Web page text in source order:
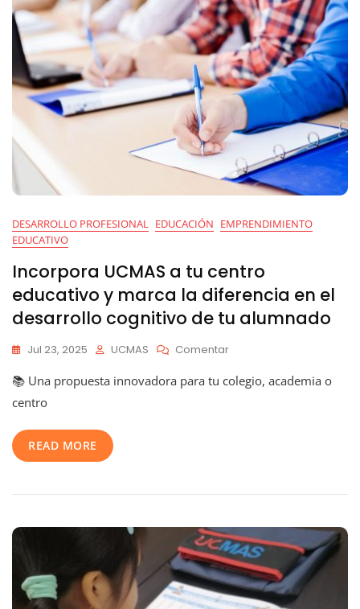
DESARROLLO PROFESIONAL EDUCACIÓN EMPRENDIMIENTO
EDUCATIVO
Incorpora UCMAS a tu centro
educativo y marca la diferencia en el
desarrollo cognitivo de tu alumnado
Jul 23, 2025 UCMAS ComentarEn
UCMAS
La
En
El
Desarrollo
Cognitivo
De
📚 Una propuesta innovadora para tu colegio, academia o
centro
READ MORE